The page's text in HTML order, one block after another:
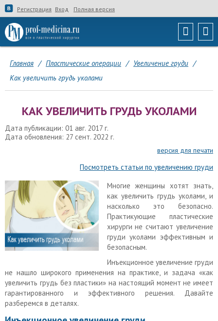
Регистрация Вход Полная версия
Главная / Пластические операции / Увеличение груди /
Как увеличить грудь уколами
КАК УВЕЛИЧИТЬ ГРУДЬ УКОЛАМИ
Дата публикации: 01 авг. 2017 г.
Дата обновления: 27 сент. 2022 г.
версия для печати
Посмотреть статьи по увеличению груди
Многие женщины хотят знать,
как увеличить грудь уколами, и
насколько это безопасно.
Практикующие пластические
хирурги не считают увеличение
груди уколами эффективным и
безопасным.
Инъекционное увеличение груди
не нашло широкого применения на практике, и задача «как
увеличить грудь без пластики» на настоящий момент не имеет
гарантированного и эффективного решения. Давайте
разберемся в деталях.